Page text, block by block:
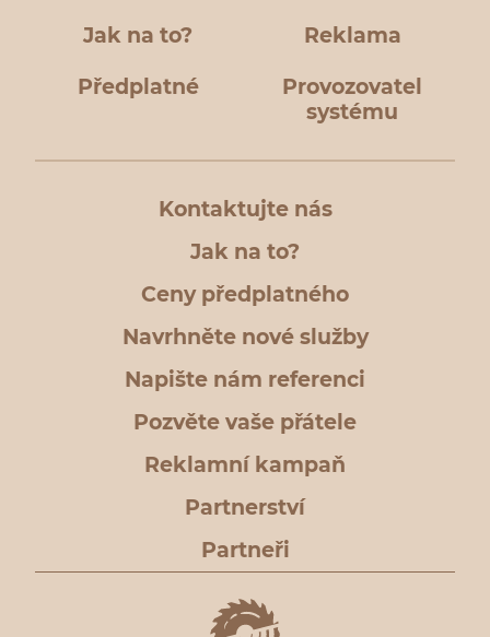
Jak na to? Reklama
Předplatné
Provozovatel
systému
Kontaktujte nás
Jak na to?
Ceny předplatného
Navrhněte nové služby
Napište nám referenci
Pozvěte vaše přátele
Reklamní kampaň
Partnerství
Partneři